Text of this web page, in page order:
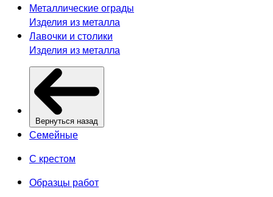
Металлические ограды
Изделия из металла
Лавочки и столики
Изделия из металла
Вернуться назад
Семейные
С крестом
Образцы работ